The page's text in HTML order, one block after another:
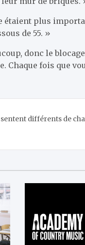
étaient plus
de 55. »
donc le
Chaque fois que
différents de